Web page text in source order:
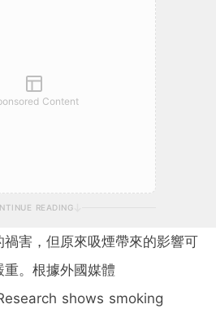
Content
READING
害，但原來吸煙帶來的影響可
。根據外國媒體
shows smoking